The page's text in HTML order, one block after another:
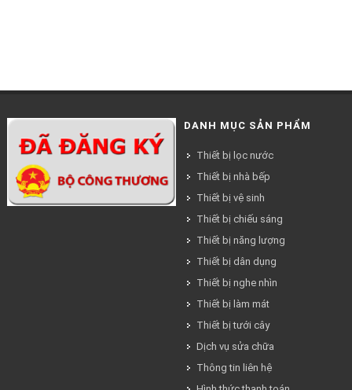
DANH MỤC SẢN PHẨM
Thiết bị lọc nước
Thiết bị nhà bếp
Thiết bị vệ sinh
Thiết bị chiếu sáng
Thiết bị năng lượng
Thiết bị dân dụng
Thiết bị nghe nhìn
Thiết bị làm mát
Thiết bị tưới cây
Dịch vụ sửa chữa
Thông tin liên hệ